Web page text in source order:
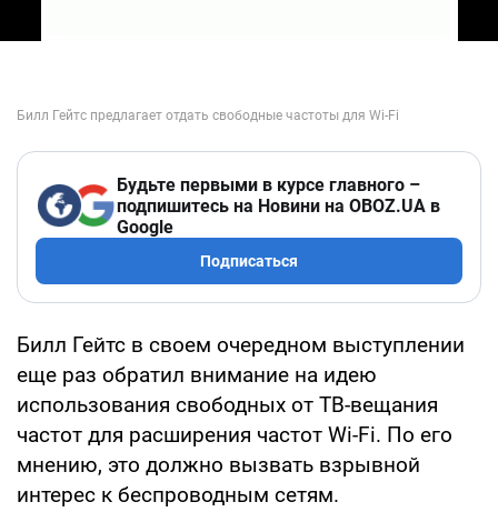
Будьте первыми в курсе главного –
подпишитесь на Новини на OBOZ.UA в
Google
Подписаться
Билл Гейтс в своем очередном выступлении
еще раз обратил внимание на идею
использования свободных от ТВ-вещания
частот для расширения частот Wi-Fi. По его
мнению, это должно вызвать взрывной
интерес к беспроводным сетям.